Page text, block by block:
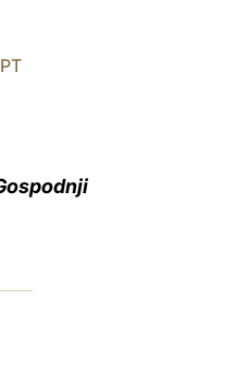
PT